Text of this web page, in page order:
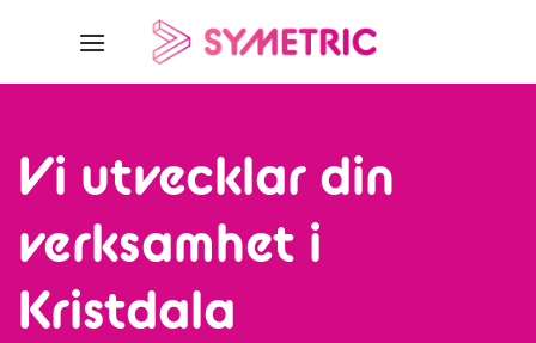
Vi utvecklar din
verksamhet i
Kristdala